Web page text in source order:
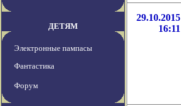
ДЕТЯМ
Электронные пампасы
Фантастика
Форум
29.10.2015
16:11